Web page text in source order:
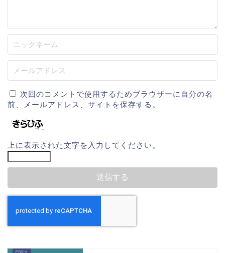
次回のコメントで使用するためブラウザーに自分の名
前、メールアドレス、サイトを保存する。
上に表示された文字を入力してください。